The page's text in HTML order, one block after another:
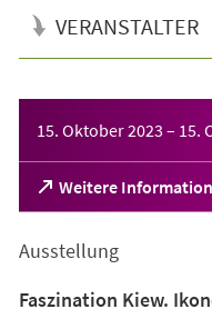
VERANSTALTER
15. Oktober 2023 – 15.
Weitere
(Öffnet
in
neuen
Ausstellung
Faszination Kiew.